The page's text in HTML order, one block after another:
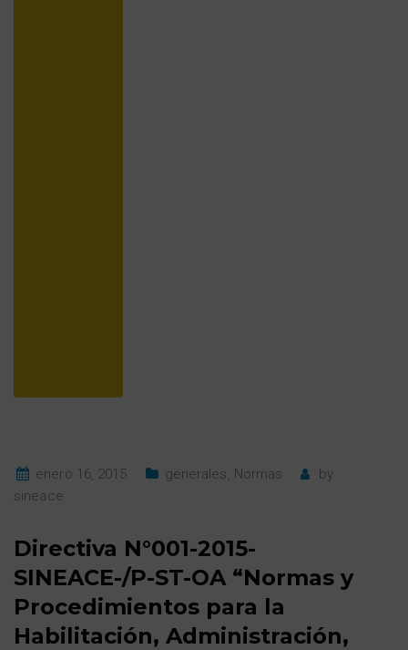
enero 16, 2015 generales, Normas
by
sineace
Directiva N°001-2015-
SINEACE-/P-ST-OA “Normas y
Procedimientos para la
Habilitación, Administración,